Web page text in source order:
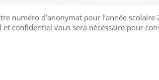
numéro d’anonymat pour l’année
confidentiel vous sera nécessaire pour